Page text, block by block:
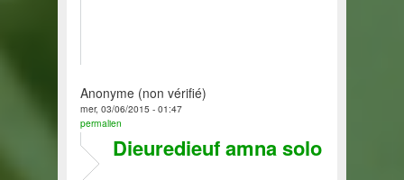
Anonyme (non vérifié)
mer, 03/06/2015 - 01:47
permalien
Dieuredieuf amna solo